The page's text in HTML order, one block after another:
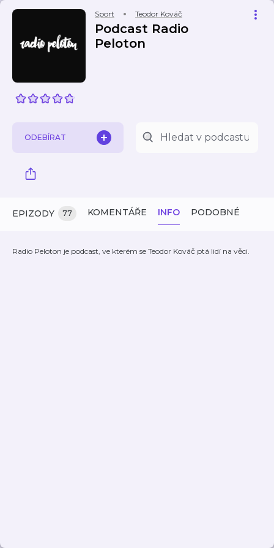
Sport Teodor Kováč
Podcast Radio
Peloton
ODEBÍRAT
EPIZODY 77 KOMENTÁŘE INFO PODOBNÉ
Radio Peloton je podcast, ve kterém se Teodor Kováč ptá lidí na věci.